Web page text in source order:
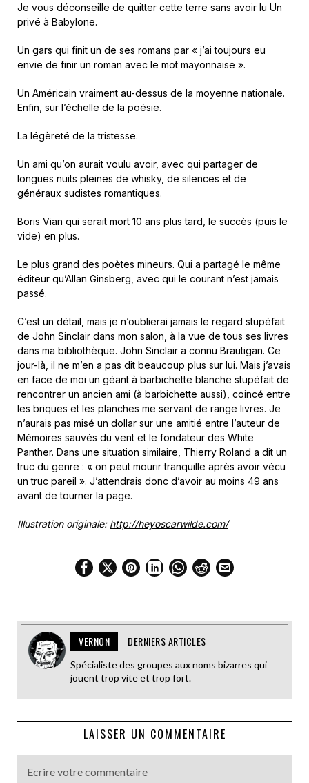
Je vous déconseille de quitter cette terre sans avoir lu Un
privé à Babylone.
Un gars qui finit un de ses romans par « j’ai toujours eu
envie de finir un roman avec le mot mayonnaise ».
Un Américain vraiment au-dessus de la moyenne nationale.
Enfin, sur l’échelle de la poésie.
La légèreté de la tristesse.
Un ami qu’on aurait voulu avoir, avec qui partager de
longues nuits pleines de whisky, de silences et de
généraux sudistes romantiques.
Boris Vian qui serait mort 10 ans plus tard, le succès (puis le
vide) en plus.
Le plus grand des poètes mineurs. Qui a partagé le même
éditeur qu’Allan Ginsberg, avec qui le courant n’est jamais
passé.
C’est un détail, mais je n’oublierai jamais le regard stupéfait
de John Sinclair dans mon salon, à la vue de tous ses livres
dans ma bibliothèque. John Sinclair a connu Brautigan. Ce
jour-là, il ne m’en a pas dit beaucoup plus sur lui. Mais j’avais
en face de moi un géant à barbichette blanche stupéfait de
rencontrer un ancien ami (à barbichette aussi), coincé entre
les briques et les planches me servant de range livres. Je
n’aurais pas misé un dollar sur une amitié entre l’auteur de
Mémoires sauvés du vent et le fondateur des White
Panther. Dans une situation similaire, Thierry Roland a dit un
truc du genre : « on peut mourir tranquille après avoir vécu
un truc pareil ». J’attendrais donc d’avoir au moins 49 ans
avant de tourner la page.
Illustration originale: http://heyoscarwilde.com/
VERNON DERNIERS ARTICLES
Spécialiste des groupes aux noms bizarres qui
jouent trop vite et trop fort.
LAISSER UN COMMENTAIRE